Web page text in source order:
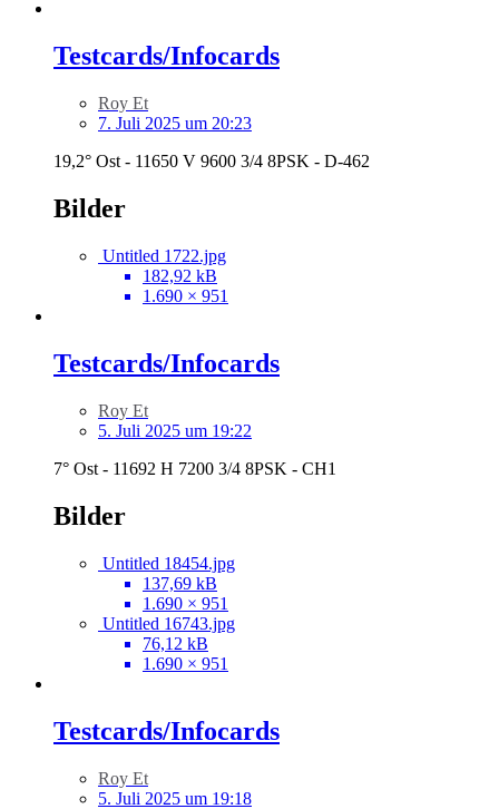
Testcards/Infocards
Roy Et
7. Juli 2025 um 20:23
19,2° Ost - 11650 V 9600 3/4 8PSK - D-462
Bilder
Untitled 1722.jpg
182,92 kB
1.690 × 951
Testcards/Infocards
Roy Et
5. Juli 2025 um 19:22
7° Ost - 11692 H 7200 3/4 8PSK - CH1
Bilder
Untitled 18454.jpg
137,69 kB
1.690 × 951
Untitled 16743.jpg
76,12 kB
1.690 × 951
Testcards/Infocards
Roy Et
5. Juli 2025 um 19:18